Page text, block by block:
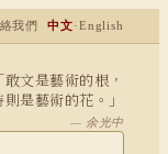
我們 中文·English
「敢文是藝術的根，
則是藝術的花。」
— 余光中